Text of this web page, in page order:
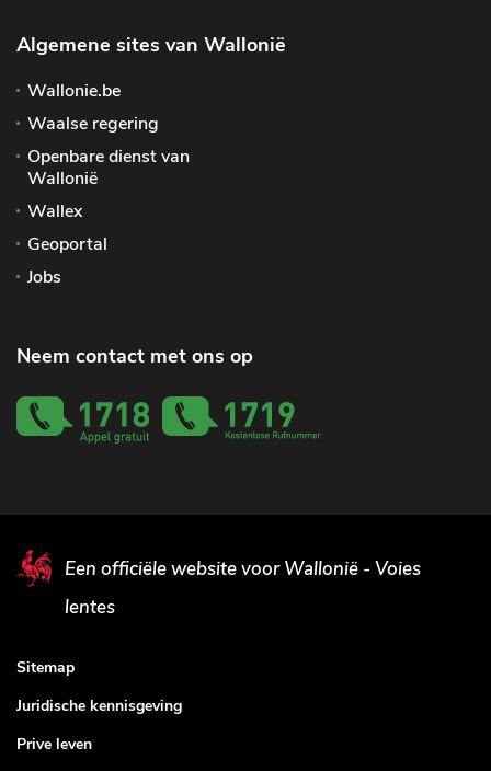
Algemene sites van Wallonië
Wallonie.be
Waalse regering
Openbare dienst van
Wallonië
Wallex
Geoportal
Jobs
Neem contact met ons op
Een officiële website voor Wallonië - Voies
lentes
Sitemap
Juridische kennisgeving
Prive leven